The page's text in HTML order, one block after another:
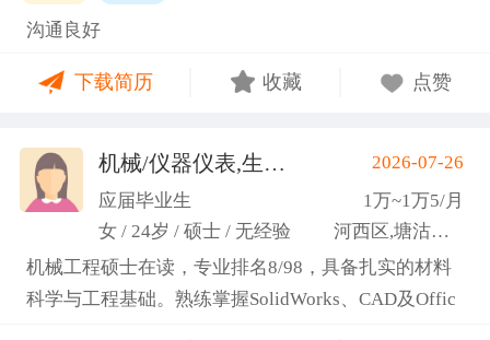
沟通良好
下载简历 收藏 点赞
机械/仪器仪表,生产管理/研发 (高蕾)
2026-07-26
应届毕业生
1万~1万5/月
女 / 24岁 / 硕士 / 无经验
河西区,塘沽区,东丽区
机械工程硕士在读，专业排名8/98，具备扎实的材料
科学与工程基础。熟练掌握SolidWorks、CAD及Offic